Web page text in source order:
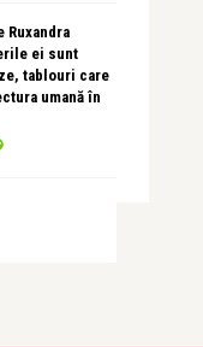
Ruxandra
ei sunt
tablouri care
umană în